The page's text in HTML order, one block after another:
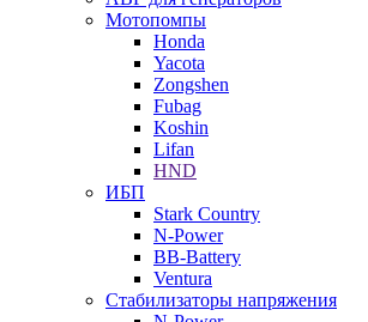
Мотопомпы
Honda
Yacota
Zongshen
Fubag
Koshin
Lifan
HND
ИБП
Stark Country
N-Power
BB-Battery
Ventura
Стабилизаторы напряжения